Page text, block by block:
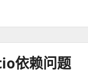
依赖问题